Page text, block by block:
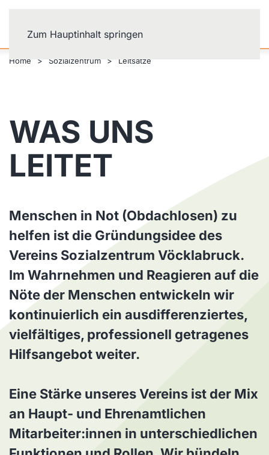
Zum Hauptinhalt springen
Home Sozialzentrum Leitsätze
WAS UNS
LEITET
Menschen in Not (Obdachlosen) zu
helfen ist die Gründungsidee des
Vereins Sozialzentrum Vöcklabruck.
Im Wahrnehmen und Reagieren auf die
Nöte der Menschen entwickeln wir
kontinuierlich ein ausdifferenziertes,
vielfältiges, professionell getragenes
Hilfsangebot weiter.
Eine Stärke unseres Vereins ist der Mix
an Haupt- und Ehrenamtlichen
Mitarbeiter:innen in unterschiedlichen